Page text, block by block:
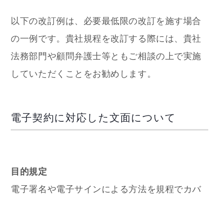
以下の改訂例は、必要最低限の改訂を施す場合
の一例です。貴社規程を改訂する際には、貴社
法務部門や顧問弁護士等ともご相談の上で実施
していただくことをお勧めします。
電子契約に対応した文面について
目的規定
電子署名や電子サインによる方法を規程でカバ